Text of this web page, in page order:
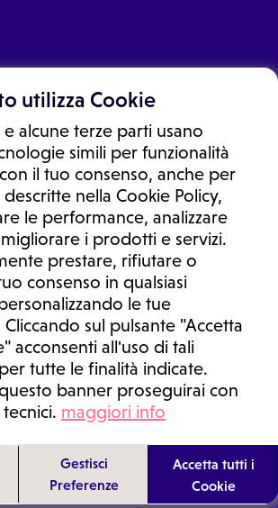
utilizza Cookie
alcune terze parti usano
simili per funzionalità
il tuo consenso, anche per
nella Cookie Policy,
le performance, analizzare
i prodotti e servizi.
prestare, rifiutare o
consenso in qualsiasi
le tue
sul pulsante "Accetta
acconsenti all'uso di tali
tutte le finalità indicate.
banner proseguirai con
maggiori info
Gestisci
Preferenze
Accetta tutti i
Cookie
in questo sito non sono un consulto medico.
informazioni sostituiscono un consulto, una
dal medico. Non si devono considerare
come suggerimenti per la formulazione di
di un trattamento o l'assunzione o
farmaco senza prima consultare un medico di
generale o uno specialista.
utilizzo|Privacy Policy |Gestione cookie
Ⓒ 2025 | Tutti i diritti riservati.